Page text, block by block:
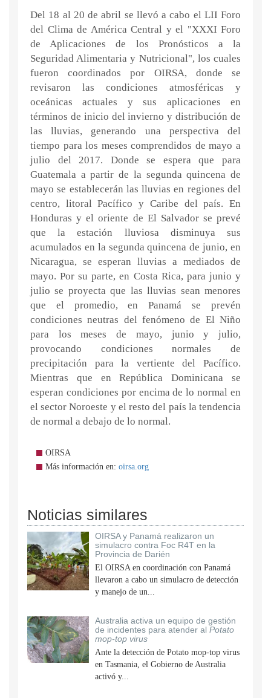
Del 18 al 20 de abril se llevó a cabo el LII Foro
del Clima de América Central y el "XXXI Foro
de Aplicaciones de los Pronósticos a la
Seguridad Alimentaria y Nutricional", los cuales
fueron coordinados por OIRSA, donde se
revisaron las condiciones atmosféricas y
oceánicas actuales y sus aplicaciones en
términos de inicio del invierno y distribución de
las lluvias, generando una perspectiva del
tiempo para los meses comprendidos de mayo a
julio del 2017. Donde se espera que para
Guatemala a partir de la segunda quincena de
mayo se establecerán las lluvias en regiones del
centro, litoral Pacífico y Caribe del país. En
Honduras y el oriente de El Salvador se prevé
que la estación lluviosa disminuya sus
acumulados en la segunda quincena de junio, en
Nicaragua, se esperan lluvias a mediados de
mayo. Por su parte, en Costa Rica, para junio y
julio se proyecta que las lluvias sean menores
que el promedio, en Panamá se prevén
condiciones neutras del fenómeno de El Niño
para los meses de mayo, junio y julio,
provocando condiciones normales de
precipitación para la vertiente del Pacífico.
Mientras que en República Dominicana se
esperan condiciones por encima de lo normal en
el sector Noroeste y el resto del país la tendencia
de normal a debajo de lo normal.
OIRSA
Más información en: oirsa.org
Noticias similares
OIRSA y Panamá realizaron un
simulacro contra Foc R4T en la
Provincia de Darién
El OIRSA en coordinación con Panamá
llevaron a cabo un simulacro de detección
y manejo de un...
Australia activa un equipo de gestión
de incidentes para atender al Potato
mop-top virus
Ante la detección de Potato mop-top virus
en Tasmania, el Gobierno de Australia
activó y...